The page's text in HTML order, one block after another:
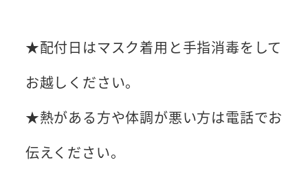
★配付日はマスク着用と手指消毒をして
お越しください。
★熱がある方や体調が悪い方は電話でお
伝えください。